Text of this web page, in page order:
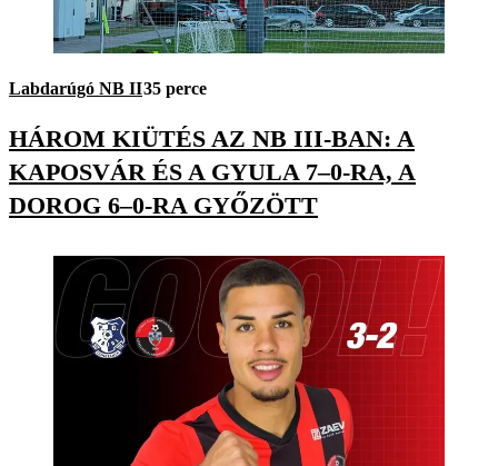
Labdarúgó NB II35 perce
HÁROM KIÜTÉS AZ NB III-BAN: A
KAPOSVÁR ÉS A GYULA 7–0-RA, A
DOROG 6–0-RA GYŐZÖTT